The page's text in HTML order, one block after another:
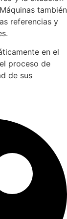
también
referencias y
en el
proceso de
de sus